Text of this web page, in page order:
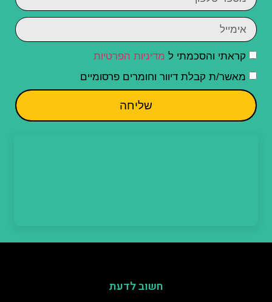
קראתי והסכמתי ל מדיניות הפרטיות
מאשר/ת קבלת דיוור וחומרים פרסומיים
שליחה
חשוב לדעת